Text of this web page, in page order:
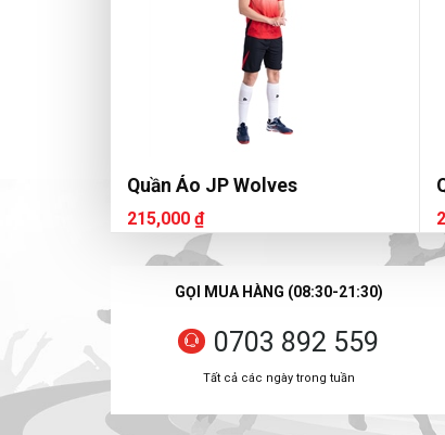
Quần Áo JP Wolves
215,000 ₫
GỌI MUA HÀNG (08:30-21:30)
0703 892 559
Tất cả các ngày trong tuần